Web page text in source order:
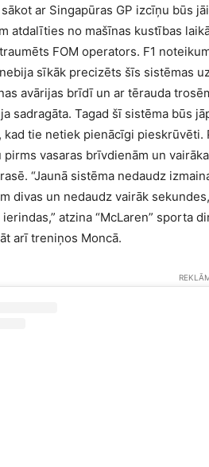
sākot ar Singapūras GP izcīņu būs
atdalīties no mašīnas kustības
FOM operators. F1
sīkāk precizēts šīs sistēmas
avārijas brīdī un ar tērauda
sadragāta. Tagad šī sistēma būs
tie netiek pienācīgi pieskrūvēti.
pirms vasaras brīvdienām un
“Jaunā sistēma nedaudz
divas un nedaudz vairāk
atzina “McLaren” sporta
arī treniņos Moncā.